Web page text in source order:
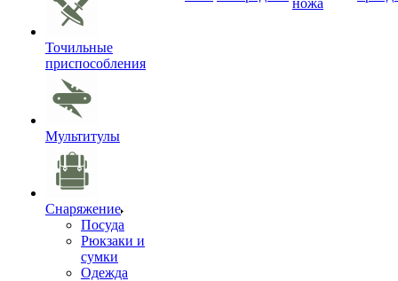
Точильные
приспособления
Мультитулы
Снаряжение
Посуда
Рюкзаки и
сумки
Одежда
ножа